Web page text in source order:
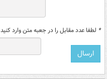
* لطفا عدد مقابل را در جعبه متن وارد کنید